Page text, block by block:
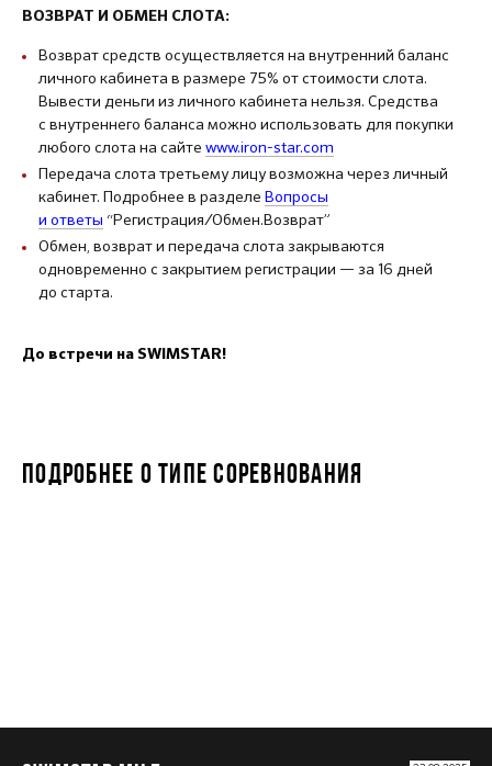
ВОЗВРАТ И ОБМЕН СЛОТА:
Возврат средств осуществляется на внутренний баланс
личного кабинета в размере 75% от стоимости слота.
Вывести деньги из личного кабинета нельзя. Средства
с внутреннего баланса можно использовать для покупки
любого слота на сайте www.iron-star.com
Передача слота третьему лицу возможна через личный
кабинет. Подробнее в разделе Вопросы
и ответы “Регистрация/Обмен.Возврат”
Обмен, возврат и передача слота закрываются
одновременно с закрытием регистрации — за 16 дней
до старта.
До встречи на SWIMSTAR!
ПОДРОБНЕЕ О ТИПЕ СОРЕВНОВАНИЯ